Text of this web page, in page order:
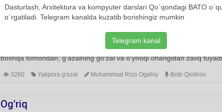
Ey quyosh, yuzing ochgin...
Ogahiy g'azallari o'zining ham mazmuniy, ham shakliy jihatdan
Xususan, mazkur g'azalni o'qigan kitobxon ham, bir tomondan,
boshqa tomondan, g'azalning go'zal va o'ynoqi ohangidan zavq
3260 Yakpora g'azal Muhammad Rizo Ogahiy Botir Qodirov
Og'riq
Dasturlash, Arxitektura va kompyuter darslari Qo`qondagi BATO
o`rgatiladi. Telegram kanalda kuzatib borishingiz mumkin
Telegram kanal